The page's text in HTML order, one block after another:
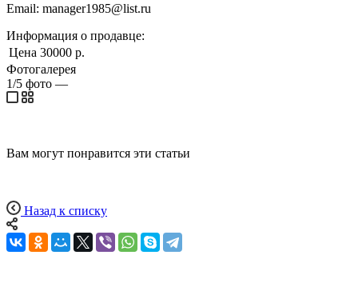
Email: manager1985@list.ru
Информация о продавце:
Цена 30000 р.
Фотогалерея
1/5 фото —
Вам могут понравится эти статьи
Назад к списку